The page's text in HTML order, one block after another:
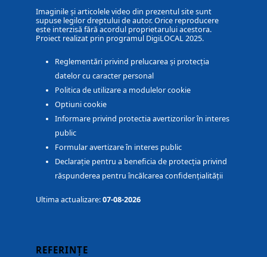
Imaginile și articolele video din prezentul site sunt
supuse legilor dreptului de autor. Orice reproducere
este interzisă fără acordul proprietarului acestora.
Proiect realizat prin programul DigiLOCAL 2025.
Reglementări privind prelucarea și protecția
datelor cu caracter personal
Politica de utilizare a modulelor cookie
Optiuni cookie
Informare privind protectia avertizorilor în interes
public
Formular avertizare în interes public
Declarație pentru a beneficia de protecția privind
răspunderea pentru încălcarea confidențialității
Ultima actualizare:07-08-2026
REFERINȚE